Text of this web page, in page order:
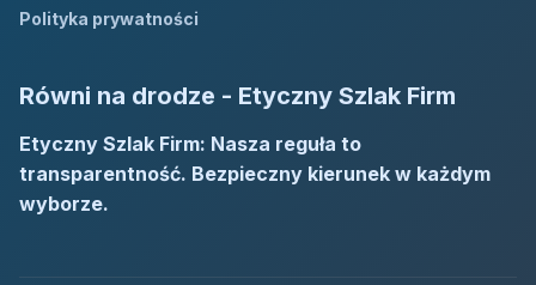
Polityka prywatności
Równi na drodze - Etyczny Szlak Firm
Etyczny Szlak Firm: Nasza reguła to
transparentność. Bezpieczny kierunek w każdym
wyborze.